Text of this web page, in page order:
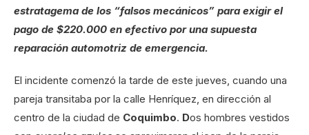
estratagema de los “falsos mecánicos” para exigir el
pago de $220.000 en efectivo por una supuesta
reparación automotriz de emergencia.
El incidente comenzó la tarde de este jueves, cuando una
pareja transitaba por la calle Henríquez, en dirección al
centro de la ciudad de Coquimbo. Dos hombres vestidos